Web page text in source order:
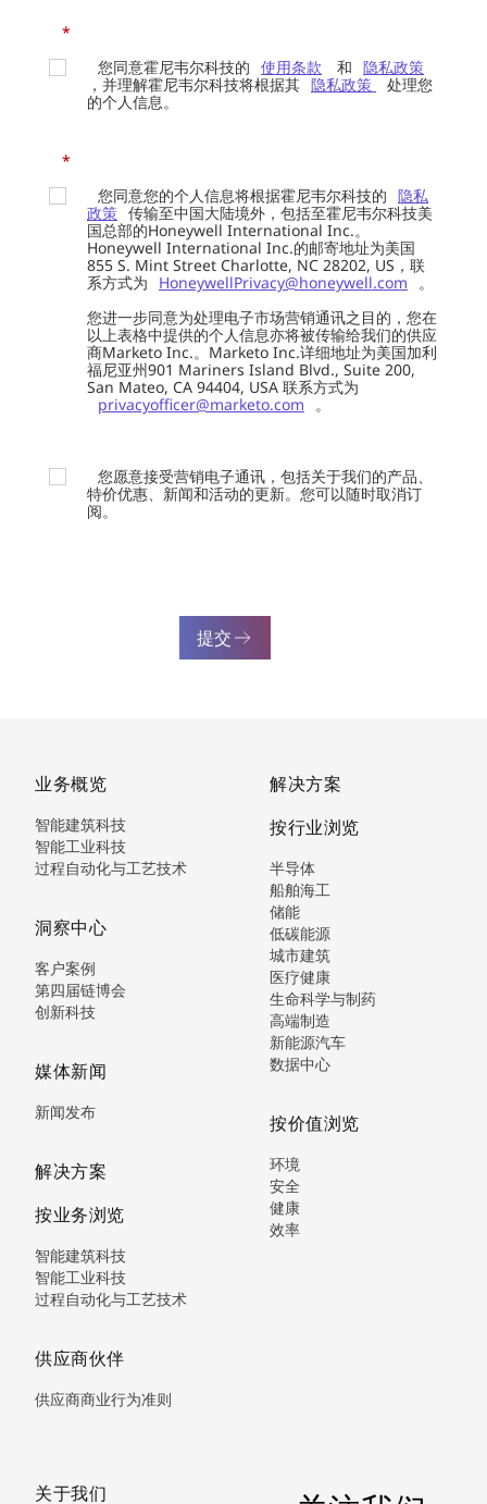
*
您同意霍尼韦尔科技的 使用条款 和 隐私政策
，并理解霍尼韦尔科技将根据其 隐私政策
处理您
的个人信息。
*
您同意您的个人信息将根据霍尼韦尔科技的 隐私
政策 传输至中国大陆境外，包括至霍尼韦尔科技美
国总部的Honeywell International Inc.。
Honeywell International Inc.的邮寄地址为美国
855 S. Mint Street Charlotte, NC 28202, US，联
系方式为
HoneywellPrivacy@honeywell.com
。
您进一步同意为处理电子市场营销通讯之目的，您在
以上表格中提供的个人信息亦将被传输给我们的供应
商Marketo Inc.。Marketo Inc.详细地址为美国加利
福尼亚州901 Mariners Island Blvd., Suite 200,
San Mateo, CA 94404, USA 联系方式为
privacyofficer@marketo.com
。
您愿意接受营销电子通讯，包括关于我们的产品、
特价优惠、新闻和活动的更新。您可以随时取消订
阅。
提交
业务概览
智能建筑科技
智能工业科技
过程自动化与工艺技术
洞察中心
客户案例
第四届链博会
创新科技
媒体新闻
新闻发布
解决方案
按业务浏览
智能建筑科技
智能工业科技
过程自动化与工艺技术
供应商伙伴
供应商商业行为准则
解决方案
按行业浏览
半导体
船舶海工
储能
低碳能源
城市建筑
医疗健康
生命科学与制药
高端制造
新能源汽车
数据中心
按价值浏览
环境
安全
健康
效率
关于我们